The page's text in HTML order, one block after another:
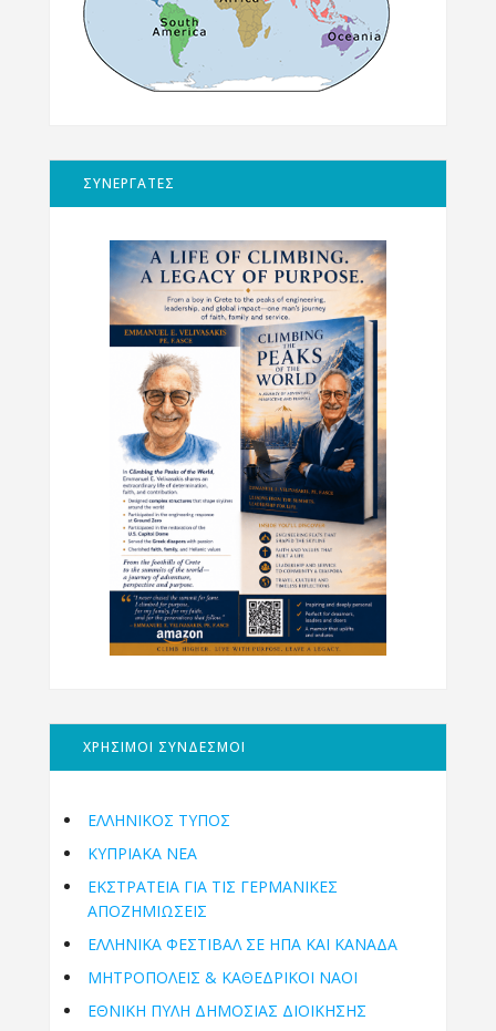
ΣΥΝΕΡΓΑΤΕΣ
ΧΡΗΣΙΜΟΙ ΣΥΝΔΕΣΜΟΙ
ΕΛΛΗΝΙΚΟΣ ΤΥΠΟΣ
ΚΥΠΡΙΑΚΑ ΝΕΑ
ΕΚΣΤΡΑΤΕΙΑ ΓΙΑ ΤΙΣ ΓΕΡΜΑΝΙΚΕΣ
ΑΠΟΖΗΜΙΩΣΕΙΣ
ΕΛΛΗΝΙΚΆ ΦΕΣΤΙΒΆΛ ΣΕ ΗΠΑ ΚΑΙ ΚΑΝΑΔΑ
ΜΗΤΡΟΠΌΛΕΙΣ & ΚΑΘΕΔΡΙΚΟΊ ΝΑΟΊ
ΕΘΝΙΚΉ ΠΎΛΗ ΔΗΜΌΣΙΑΣ ΔΙΟΊΚΗΣΗΣ